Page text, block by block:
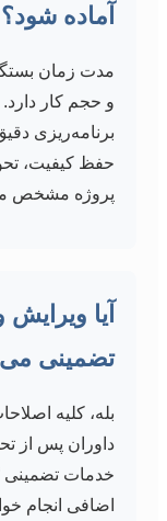
آماده شود؟
مدت زمان
و حجم کار دارد.
برنامه‌ریزی
حفظ کیفیت،
پروژه مشخص
آیا
تضمینی
بله، کلیه
داوران پس از
خدمات تضمینی
اضافی انجام